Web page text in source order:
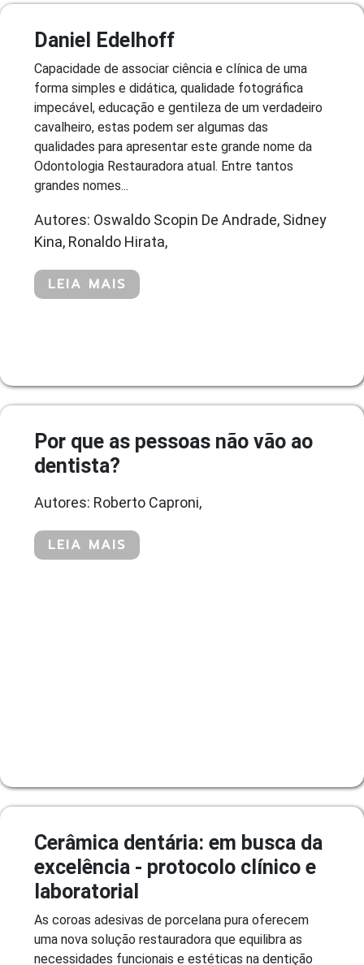
Daniel Edelhoff
Capacidade de associar ciência e clínica de uma
forma simples e didática, qualidade fotográfica
impecável, educação e gentileza de um verdadeiro
cavalheiro, estas podem ser algumas das
qualidades para apresentar este grande nome da
Odontologia Restauradora atual. Entre tantos
grandes nomes...
Autores: Oswaldo Scopin De Andrade, Sidney
Kina, Ronaldo Hirata,
LEIA MAIS
Por que as pessoas não vão ao
dentista?
Autores: Roberto Caproni,
LEIA MAIS
Cerâmica dentária: em busca da
excelência - protocolo clínico e
laboratorial
As coroas adesivas de porcelana pura oferecem
uma nova solução restauradora que equilibra as
necessidades funcionais e estéticas na dentição